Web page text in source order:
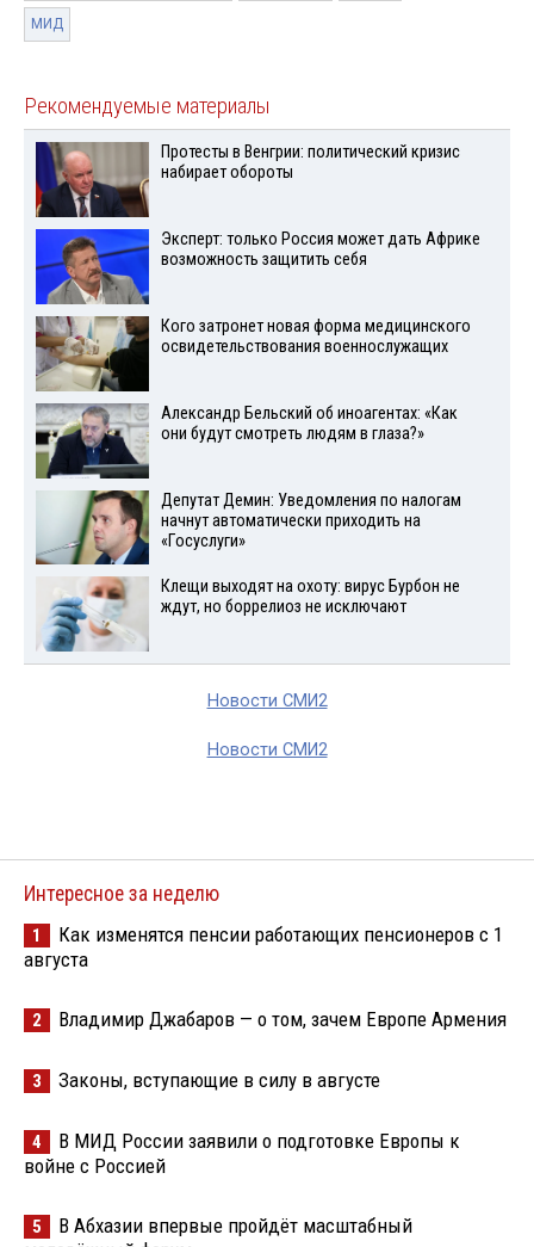
МИД
Рекомендуемые материалы
Протесты в Венгрии: политический кризис
набирает обороты
Эксперт: только Россия может дать Африке
возможность защитить себя
Кого затронет новая форма медицинского
освидетельствования военнослужащих
Александр Бельский об иноагентах: «Как
они будут смотреть людям в глаза?»
Депутат Демин: Уведомления по налогам
начнут автоматически приходить на
«Госуслуги»
Клещи выходят на охоту: вирус Бурбон не
ждут, но боррелиоз не исключают
Новости СМИ2
Новости СМИ2
Интересное за неделю
1
Как изменятся пенсии работающих пенсионеров с 1
августа
2 Владимир Джабаров — о том, зачем Европе Армения
3 Законы, вступающие в силу в августе
4
В МИД России заявили о подготовке Европы к
войне с Россией
5
В Абхазии впервые пройдёт масштабный